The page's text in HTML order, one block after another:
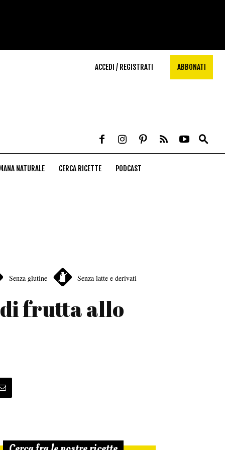
ACCEDI / REGISTRATI ABBONATI
NATURALE CERCA RICETTE PODCAST
Senza glutine Senza latte e derivati
frutta allo